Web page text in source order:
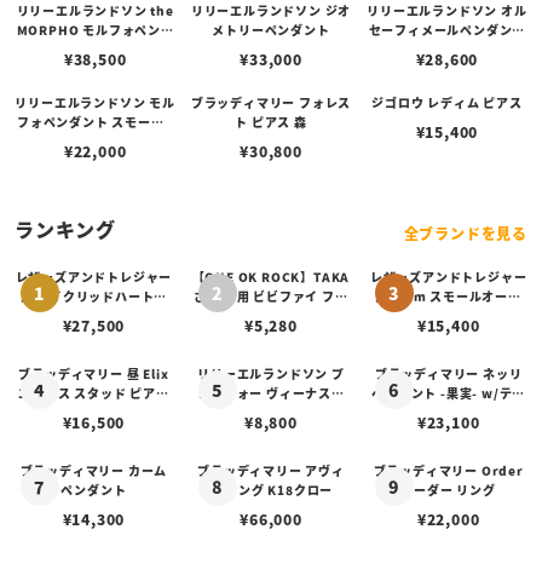
リリーエルランドソン the
MORPHO モルフォペンダ
¥38,500
リリーエルランドソン ジオ
メトリーペンダント
¥33,000
リリーエルランドソン オル
セーフィメールペンダント
¥28,600
リリーエルランドソン モル
フォペンダント スモール -
¥22,000
ブラッディマリー フォレス
ト ピアス 森
¥30,800
ジゴロウ レディム ピアス
¥15,400
ランキング 全ブランドを見る
レザーズアンドトレジャー
ズ セイクリッドハートピ
アス /ガーネット
¥27,500
【ONE OK ROCK】TAKA
さん 着用 ビビファイ フー
¥5,280
レザーズアンドトレジャー
ズ 3mm スモールオーバ
ルビーンズチェーン w/ロ
ブスタークラスプ＆LTロ
¥15,400
ブラッディマリー 昼 Elix
エリクス スタッド ピアス
¥16,500
リリーエルランドソン プ
レイフォー ヴィーナスチ
¥8,800
ブラッディマリー ネッリ
ペンダント -果実- w/ティ
¥23,100
ブラッディマリー カーム
ペンダント
¥14,300
ブラッディマリー アヴィ
ス リング K18クロー
¥66,000
ブラッディマリー Order
オーダー リング
¥22,000